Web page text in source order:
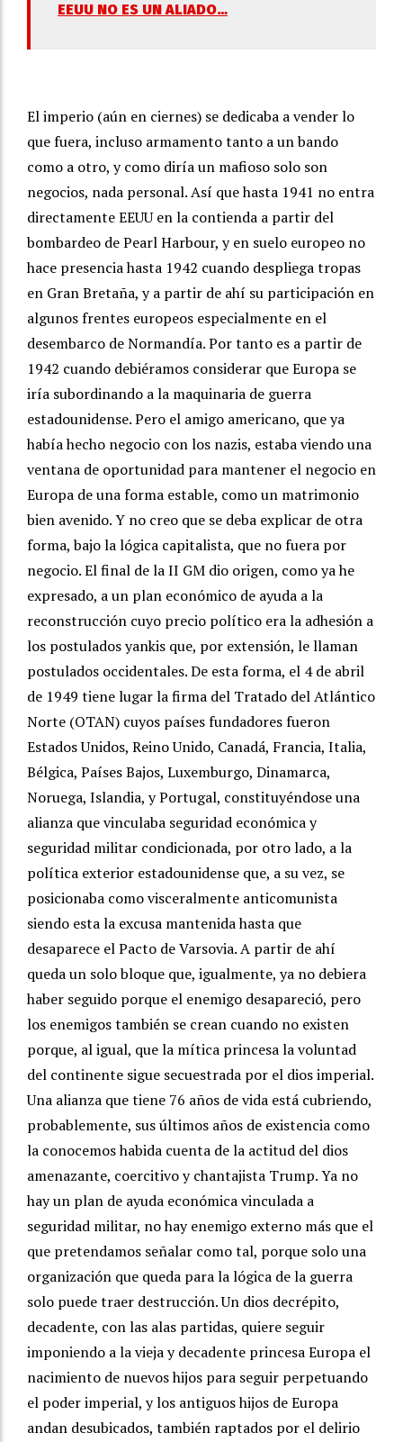
EEUU NO ES UN ALIADO…
El imperio (aún en ciernes) se dedicaba a vender lo
que fuera, incluso armamento tanto a un bando
como a otro, y como diría un mafioso solo son
negocios, nada personal. Así que hasta 1941 no entra
directamente EEUU en la contienda a partir del
bombardeo de Pearl Harbour, y en suelo europeo no
hace presencia hasta 1942 cuando despliega tropas
en Gran Bretaña, y a partir de ahí su participación en
algunos frentes europeos especialmente en el
desembarco de Normandía. Por tanto es a partir de
1942 cuando debiéramos considerar que Europa se
iría subordinando a la maquinaria de guerra
estadounidense. Pero el amigo americano, que ya
había hecho negocio con los nazis, estaba viendo una
ventana de oportunidad para mantener el negocio en
Europa de una forma estable, como un matrimonio
bien avenido. Y no creo que se deba explicar de otra
forma, bajo la lógica capitalista, que no fuera por
negocio. El final de la II GM dio origen, como ya he
expresado, a un plan económico de ayuda a la
reconstrucción cuyo precio político era la adhesión a
los postulados yankis que, por extensión, le llaman
postulados occidentales. De esta forma, el 4 de abril
de 1949 tiene lugar la firma del Tratado del Atlántico
Norte (OTAN) cuyos países fundadores fueron
Estados Unidos, Reino Unido, Canadá, Francia, Italia,
Bélgica, Países Bajos, Luxemburgo, Dinamarca,
Noruega, Islandia, y Portugal, constituyéndose una
alianza que vinculaba seguridad económica y
seguridad militar condicionada, por otro lado, a la
política exterior estadounidense que, a su vez, se
posicionaba como visceralmente anticomunista
siendo esta la excusa mantenida hasta que
desaparece el Pacto de Varsovia. A partir de ahí
queda un solo bloque que, igualmente, ya no debiera
haber seguido porque el enemigo desapareció, pero
los enemigos también se crean cuando no existen
porque, al igual, que la mítica princesa la voluntad
del continente sigue secuestrada por el dios imperial.
Una alianza que tiene 76 años de vida está cubriendo,
probablemente, sus últimos años de existencia como
la conocemos habida cuenta de la actitud del dios
amenazante, coercitivo y chantajista Trump. Ya no
hay un plan de ayuda económica vinculada a
seguridad militar, no hay enemigo externo más que el
que pretendamos señalar como tal, porque solo una
organización que queda para la lógica de la guerra
solo puede traer destrucción. Un dios decrépito,
decadente, con las alas partidas, quiere seguir
imponiendo a la vieja y decadente princesa Europa el
nacimiento de nuevos hijos para seguir perpetuando
el poder imperial, y los antiguos hijos de Europa
andan desubicados, también raptados por el delirio